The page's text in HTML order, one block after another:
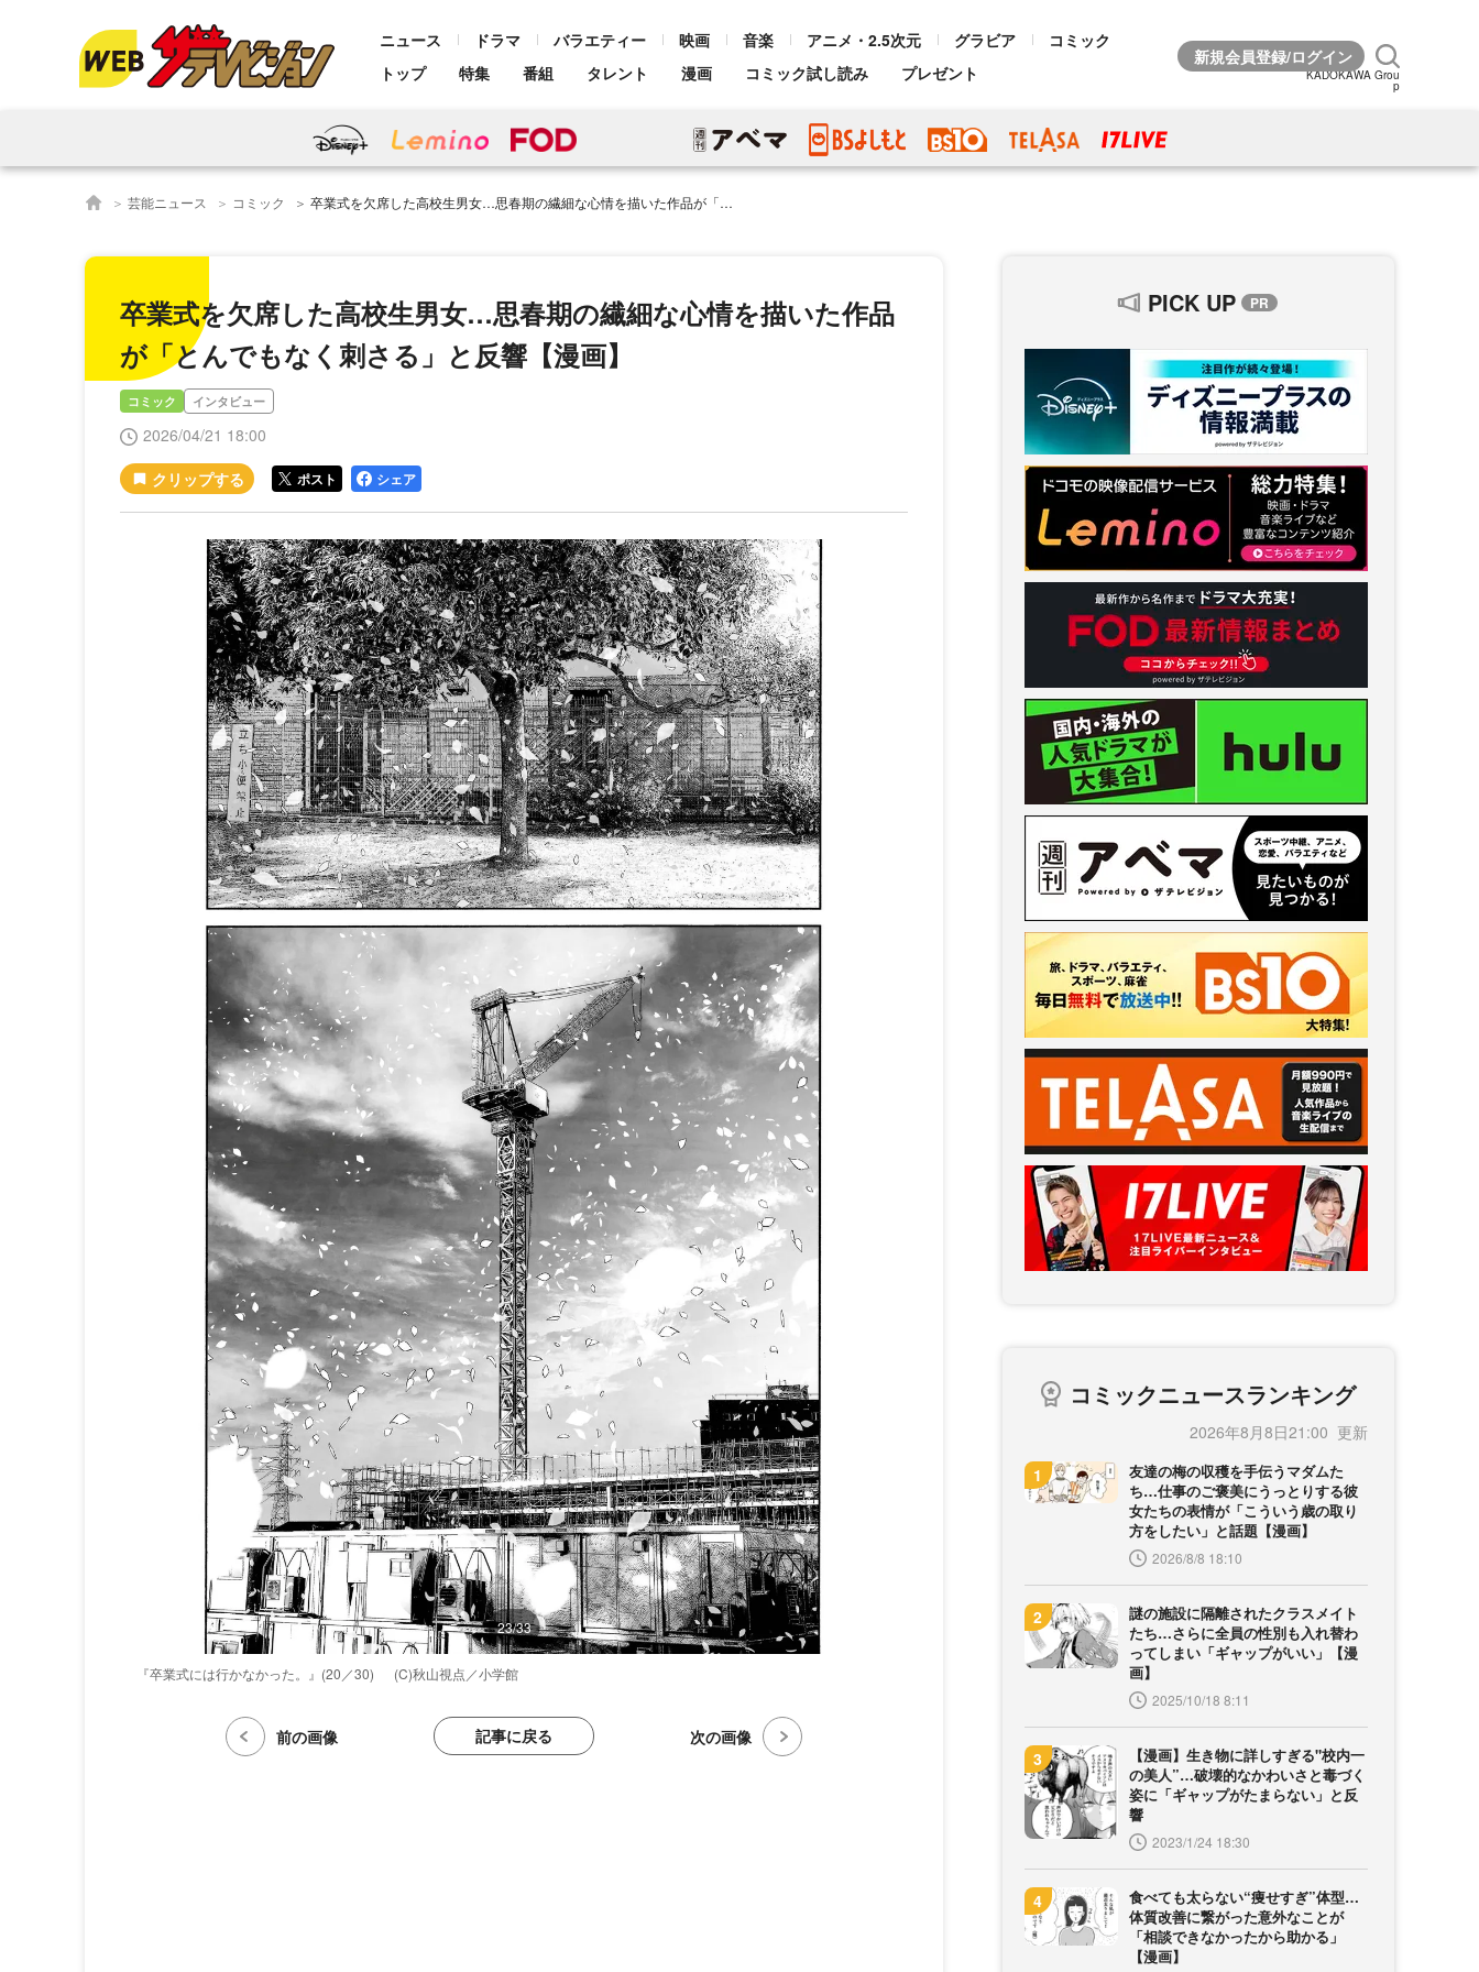
ニュース ドラマ バラエティー 映画 音楽 アニメ・2.5次元 グラビア
コミック
トップ
特集 番組 タレント 漫画 コミック試し読み プレゼント KADOKAWA Grou
p
芸能ニュース コミック 卒業式を欠席した高校生男女…思春期の繊細な心情を描いた作品が「とんでもなく刺さる」と反響【漫画】
卒業式を欠席した高校生男女…思春期の繊細な心情を描いた作品
が「とんでもなく刺さる」と反響【漫画】
コミック インタビュー
2026/04/21 18:00
ポスト シェア
23/33
『卒業式には行かなかった。』(20／30) (C)秋山視点／小学館
前の画像 記事に戻る 次の画像
PICK UP
コミックニュースランキング
2026年8月8日21:00
友達の梅の収穫を手伝うマダムた
ち…仕事のご褒美にうっとりする彼
女たちの表情が「こういう歳の取り
方をしたい」と話題【漫画】
2026/8/8 18:10
謎の施設に隔離されたクラスメイト
たち…さらに全員の性別も入れ替わ
ってしまい「ギャップがいい」【漫
画】
2025/10/18 8:11
【漫画】生き物に詳しすぎる"校内一
の美人”…破壊的なかわいさと毒づく
姿に「ギャップがたまらない」と反
響
2023/1/24 18:30
食べても太らない“痩せすぎ”体型…
体質改善に繋がった意外なことが
「相談できなかったから助かる」
【漫画】